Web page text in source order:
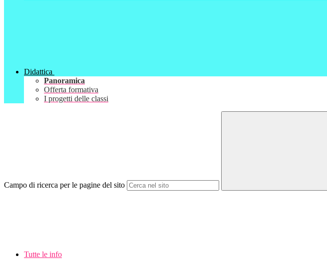
Didattica
Panoramica
Offerta formativa
I progetti delle classi
Campo di ricerca per le pagine del sito
Tutte le info